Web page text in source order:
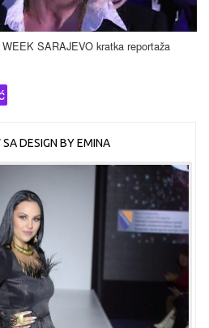
SARAJEVO kratka reportaža
DESIGN BY EMINA